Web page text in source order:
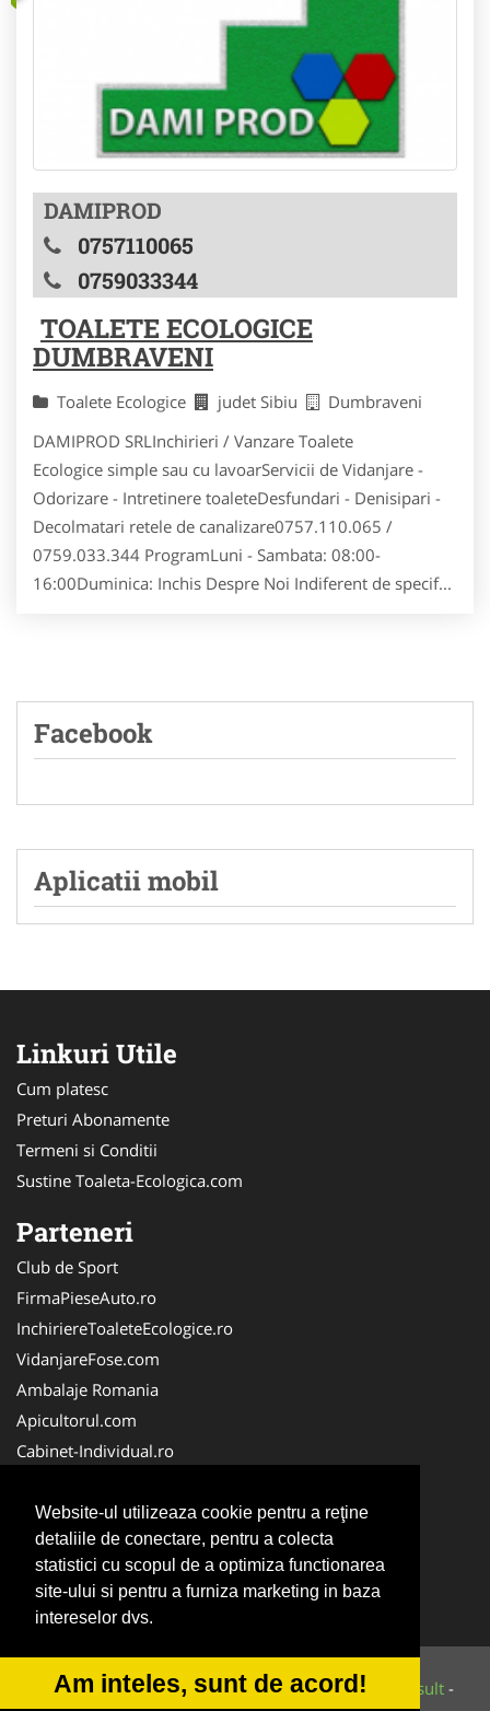
Website-ul utilizeaza cookie pentru a reţine
detaliile de conectare, pentru a colecta
statistici cu scopul de a optimiza functionarea
site-ului si pentru a furniza marketing in baza
intereselor dvs.
Am inteles, sunt de acord!
DAMIPROD
0757110065
0759033344
TOALETE ECOLOGICE
DUMBRAVENI
Toalete Ecologice judet Sibiu
Dumbraveni
DAMIPROD SRLInchirieri / Vanzare Toalete
Ecologice simple sau cu lavoarServicii de Vidanjare -
Odorizare - Intretinere toaleteDesfundari - Denisipari -
Decolmatari retele de canalizare0757.110.065 /
0759.033.344 ProgramLuni - Sambata: 08:00-
16:00Duminica: Inchis Despre Noi Indiferent de specif...
Facebook
Aplicatii mobil
Linkuri Utile
Cum platesc
Preturi Abonamente
Termeni si Conditii
Sustine Toaleta-Ecologica.com
Parteneri
Club de Sport
FirmaPieseAuto.ro
InchiriereToaleteEcologice.ro
VidanjareFose.com
Ambalaje Romania
Apicultorul.com
Cabinet-Individual.ro
ConstructiiHaleMetalice.ro
FirmaDeratizare.ro
InstructorScoalaAuto.ro
SalonFrizerieCanina.com
© 2014-2026 Powered byVilonMedia&Tokaido Consult -